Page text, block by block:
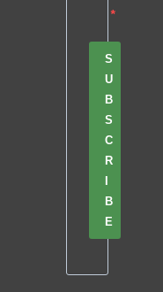
S
U
B
S
C
R
B
E